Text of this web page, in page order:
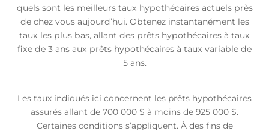
quels sont les meilleurs taux hypothécaires actuels près
de chez vous aujourd’hui. Obtenez instantanément les
taux les plus bas, allant des prêts hypothécaires à taux
fixe de 3 ans aux prêts hypothécaires à taux variable de
5 ans.
Les taux indiqués ici concernent les prêts hypothécaires
assurés allant de 700 000 $ à moins de 925 000 $.
Certaines conditions s’appliquent. À des fins de